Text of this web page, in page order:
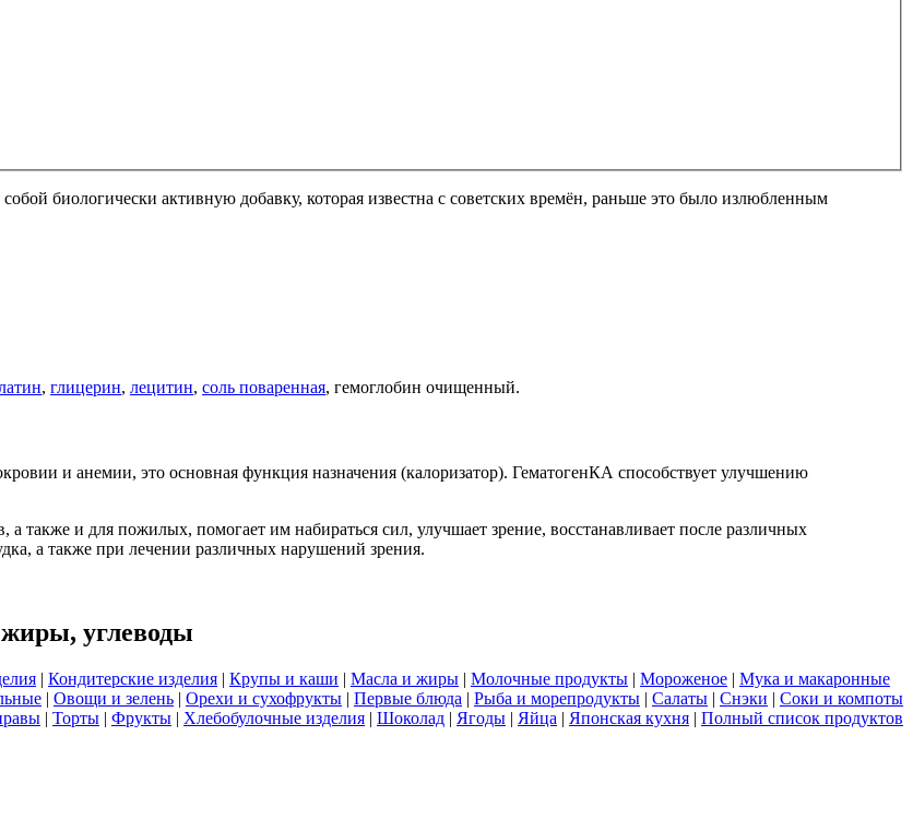
биологически активную добавку, которая известна с советских времён, раньше это было излюбленным
, глицерин, лецитин, соль поваренная, гемоглобин очищенный.
и анемии, это основная функция назначения (калоризатор). ГематогенКА способствует улучшению
а также и для пожилых, помогает им набираться сил, улучшает зрение, восстанавливает после различных
а также при лечении различных нарушений зрения.
углеводы
| Кондитерские изделия | Крупы и каши | Масла и жиры | Молочные продукты | Мороженое | Мука и макаронные
| Овощи и зелень | Орехи и сухофрукты | Первые блюда | Рыба и морепродукты | Салаты | Снэки | Соки и компоты
| Торты | Фрукты | Хлебобулочные изделия | Шоколад | Ягоды | Яйца | Японская кухня | Полный список продуктов